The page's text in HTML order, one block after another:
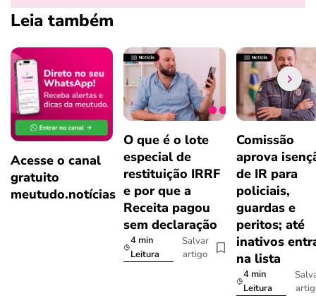
Leia também
Acesse o canal
gratuito
meutudo.notícias
O que é o lote
especial de
restituição IRRF
e por que a
Receita pagou
sem declaração
4 min
Leitura
Salvar
artigo
Comissão
aprova
de IR para
policiais,
guardas e
peritos; até
inativos
na lista
4 min
Leitura